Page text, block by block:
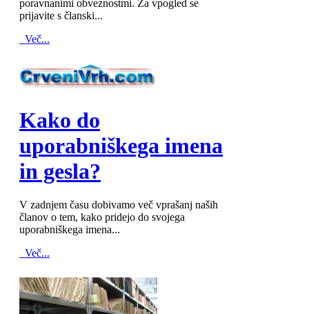
poravnanimi obveznostmi. Za vpogled se
prijavite s članski...
Več...
Kako do
uporabniškega imena
in gesla?
V zadnjem času dobivamo več vprašanj naših
članov o tem, kako pridejo do svojega
uporabniškega imena...
Več...